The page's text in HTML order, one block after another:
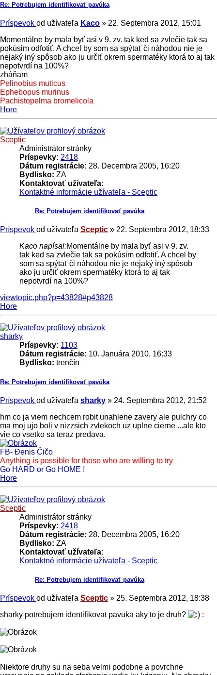
Re: Potrebujem identifikovať pavúka
Príspevok od užívateľa Kaco » 22. Septembra 2012, 15:01
Momentálne by mala byť asi v 9. zv. tak ked sa zvlečie tak sa
pokúsim odfotiť. A chcel by som sa spýtať či náhodou nie je
nejaký iný spôsob ako ju určiť okrem spermatéky ktorá to aj tak
nepotvrdí na 100%?
zháňam
Pelinobius muticus
Ephebopus murinus
Pachistopelma bromelicola
Hore
Sceptic
Administrátor stránky
Príspevky: 2418
Dátum registrácie: 28. Decembra 2005, 16:20
Bydlisko: ZA
Kontaktovať užívateľa:
Kontaktné informácie užívateľa - Sceptic
Re: Potrebujem identifikovať pavúka
Príspevok od užívateľa Sceptic » 22. Septembra 2012, 18:33
Kaco napísal:Momentálne by mala byť asi v 9. zv.
tak ked sa zvlečie tak sa pokúsim odfotiť. A chcel by
som sa spýtať či náhodou nie je nejaký iný spôsob
ako ju určiť okrem spermatéky ktorá to aj tak
nepotvrdí na 100%?
viewtopic.php?p=43828#p43828
Hore
sharky
Príspevky: 1103
Dátum registrácie: 10. Januára 2010, 16:33
Bydlisko: trenčín
Re: Potrebujem identifikovať pavúka
Príspevok od užívateľa sharky » 24. Septembra 2012, 21:52
hm co ja viem nechcem robit unahlene zavery ale pulchry co
ma moj ujo boli v nizzsich zvlekoch uz uplne cierne ...ale kto
vie co vsetko sa teraz predava.
FB- Đenis Čičo
Anything is possible for those who are willing to try
Go HARD or Go HOME !
Hore
Sceptic
Administrátor stránky
Príspevky: 2418
Dátum registrácie: 28. Decembra 2005, 16:20
Bydlisko: ZA
Kontaktovať užívateľa:
Kontaktné informácie užívateľa - Sceptic
Re: Potrebujem identifikovať pavúka
Príspevok od užívateľa Sceptic » 25. Septembra 2012, 18:38
sharky potrebujem identifikovat pavuka aky to je druh?
:
Niektore druhy su na seba velmi podobne a povrchne